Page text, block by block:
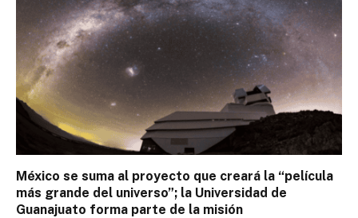
México se suma al proyecto que creará la “película
más grande del universo”; la Universidad de
Guanajuato forma parte de la misión